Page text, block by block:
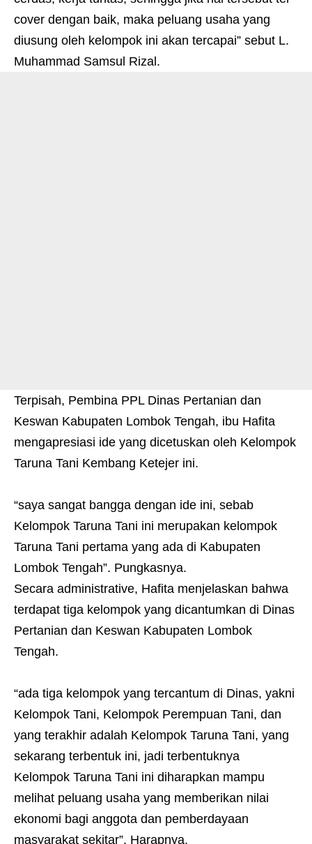
cover dengan baik, maka peluang usaha yang
diusung oleh kelompok ini akan tercapai” sebut L.
Muhammad Samsul Rizal.
Terpisah, Pembina PPL Dinas Pertanian dan
Keswan Kabupaten Lombok Tengah, ibu Hafita
mengapresiasi ide yang dicetuskan oleh Kelompok
Taruna Tani Kembang Ketejer ini.
“saya sangat bangga dengan ide ini, sebab
Kelompok Taruna Tani ini merupakan kelompok
Taruna Tani pertama yang ada di Kabupaten
Lombok Tengah”. Pungkasnya.
Secara administrative, Hafita menjelaskan bahwa
terdapat tiga kelompok yang dicantumkan di Dinas
Pertanian dan Keswan Kabupaten Lombok
Tengah.
“ada tiga kelompok yang tercantum di Dinas, yakni
Kelompok Tani, Kelompok Perempuan Tani, dan
yang terakhir adalah Kelompok Taruna Tani, yang
sekarang terbentuk ini, jadi terbentuknya
Kelompok Taruna Tani ini diharapkan mampu
melihat peluang usaha yang memberikan nilai
ekonomi bagi anggota dan pemberdayaan
masyarakat sekitar”. Harapnya.